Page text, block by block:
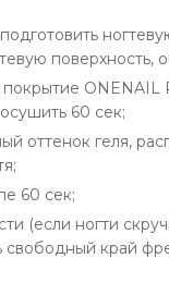
поверхность,
ONENAIL
60 сек;
оттенок геля,
60 сек;
(если ногти
свободный край